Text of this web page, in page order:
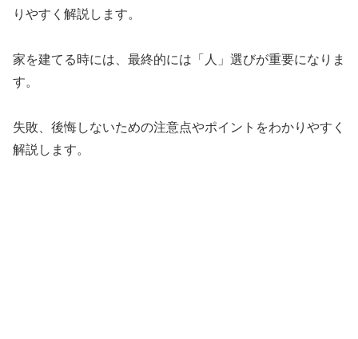
りやすく解説します。
家を建てる時には、最終的には「人」選びが重要になりま
す。
失敗、後悔しないための注意点やポイントをわかりやすく
解説します。